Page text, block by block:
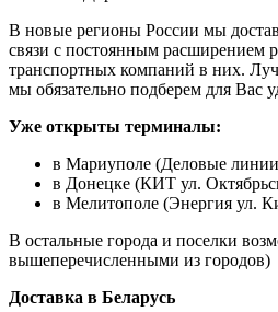
В новые регионы России мы
связи с постоянным расширением
транспортных компаний в них.
мы обязательно подберем для Вас
Уже открыты терминалы:
в Мариуполе (Деловые
в Донецке (КИТ ул.
в Мелитополе (Энергия ул.
В остальные города и поселки
вышеперечисленными из городов)
Доставка в Беларусь